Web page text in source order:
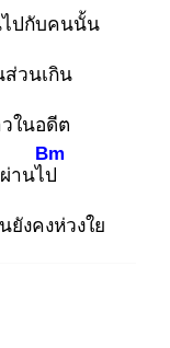
ไปกับคนนั้น
ส่วนเกิน
วในอดีต
านไป
Bm
ยังคงห่วงใย